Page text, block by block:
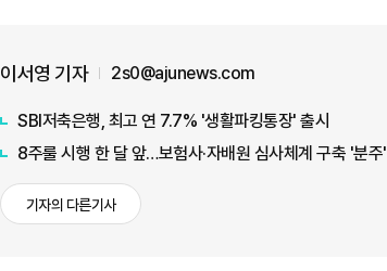
이서영 기자 2s0@ajunews.com
SBI저축은행, 최고 연 7.7% '생활파킹통장' 출시
8주룰 시행 한 달 앞…보험사·자배원 심사체계 구축 '분주'
기자의 다른기사